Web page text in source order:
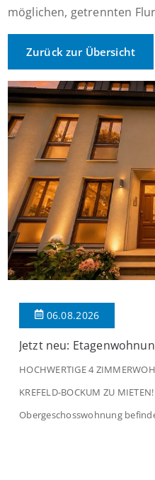
möglichen, getrennten
Zurück zur Übersicht
06.08.2026
Jetzt neu:
HOCHWERTIGE 4
KREFELD-BOCKUM ZU
Obergeschosswohnung